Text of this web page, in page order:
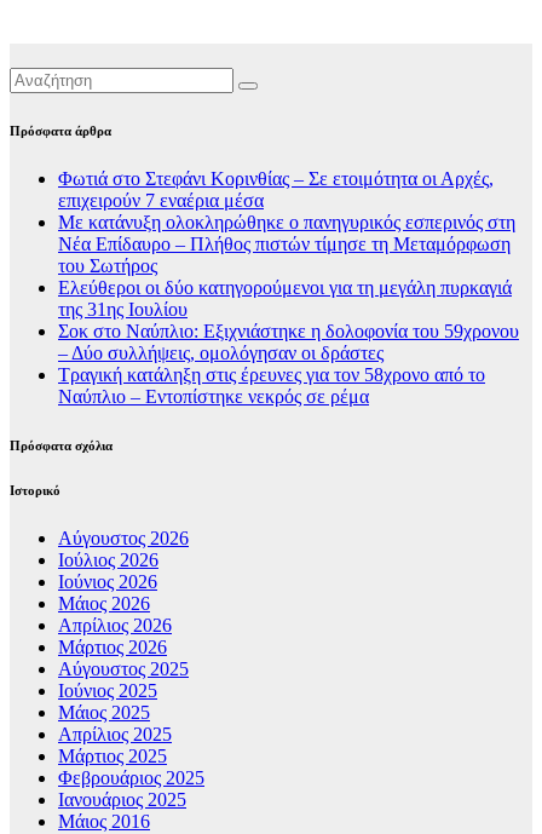
Πρόσφατα άρθρα
Φωτιά στο Στεφάνι Κορινθίας – Σε ετοιμότητα οι Αρχές,
επιχειρούν 7 εναέρια μέσα
Με κατάνυξη ολοκληρώθηκε ο πανηγυρικός εσπερινός στη
Νέα Επίδαυρο – Πλήθος πιστών τίμησε τη Μεταμόρφωση
του Σωτήρος
Ελεύθεροι οι δύο κατηγορούμενοι για τη μεγάλη πυρκαγιά
της 31ης Ιουλίου
Σοκ στο Ναύπλιο: Εξιχνιάστηκε η δολοφονία του 59χρονου
– Δύο συλλήψεις, ομολόγησαν οι δράστες
Τραγική κατάληξη στις έρευνες για τον 58χρονο από το
Ναύπλιο – Εντοπίστηκε νεκρός σε ρέμα
Πρόσφατα σχόλια
Ιστορικό
Αύγουστος 2026
Ιούλιος 2026
Ιούνιος 2026
Μάιος 2026
Απρίλιος 2026
Μάρτιος 2026
Αύγουστος 2025
Ιούνιος 2025
Μάιος 2025
Απρίλιος 2025
Μάρτιος 2025
Φεβρουάριος 2025
Ιανουάριος 2025
Μάιος 2016